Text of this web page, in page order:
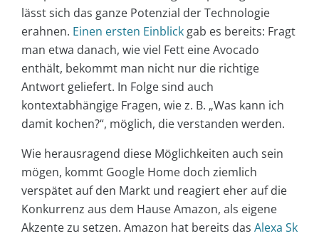
lässt sich das ganze Potenzial der Technologie
erahnen. Einen ersten Einblickgab es bereits: Fragt
man etwa danach, wie viel Fett eine Avocado
enthält, bekommt man nicht nur die richtige
Antwort geliefert. In Folge sind auch
kontextabhängige Fragen, wie z. B. „Was kann ich
damit kochen?“, möglich, die verstanden werden.
Wie herausragend diese Möglichkeiten auch sein
mögen, kommt Google Home doch ziemlich
verspätet auf den Markt und reagiert eher auf die
Konkurrenz aus dem Hause Amazon, als eigene
Akzente zu setzen. Amazon hat bereits das Alexa Sk